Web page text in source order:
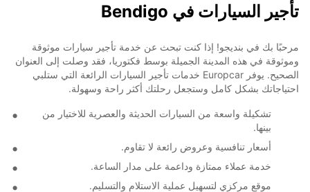
تأجير السيارات في Bendigo
مرحبًا بك في بنديجو! إذا كنت تبحث عن خدمة تأجير سيارات موثوقة
وموثوقة في هذه المدينة الجميلة بوسط فكتوريا، فقد وصلت إلى العنوان
الصحيح. يوفر Europcar خدمات تأجير السيارات الرائعة التي ستلبي
احتياجاتك بشكل كامل وستجعل رحلتك أكثر راحة وسهولة.
تشكيلة واسعة من السيارات الحديثة والعصرية للاختيار من
بينها.
أسعار تنافسية وعروض رائعة لا تقاوم.
خدمة عملاء ممتازة وداعمة على مدار الساعة.
موقع مركزي لتسهيل عملية الاستلام والتسليم.